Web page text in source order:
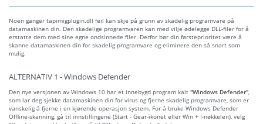
Noen ganger tapimigplugin.dll feil kan skje på grunn av skadelig programvare på
datamaskinen din. Den skadelige programvaren kan med vilje ødelegge DLL-filer for å
erstatte dem med sine egne ondsinnede filer. Derfor bør din førsteprioritet være å
skanne datamaskinen din for skadelig programvare og eliminere den så snart som
mulig.
ALTERNATIV 1 - Windows Defender
Den nye versjonen av Windows 10 har et innebygd program kalt "Windows Defender"
som lar deg sjekke datamaskinen din for virus og fjerne skadelig programvare, som er
vanskelig å fjerne i en kjørende operasjon system. For å bruke Windows Defender
Offline-skanning, gå til innstillingene (Start - Gear-ikonet eller Win + I-nøkkelen), velg